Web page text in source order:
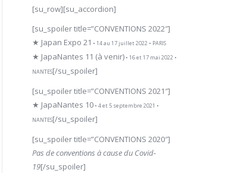
[su_row][su_accordion]
[su_spoiler title=”CONVENTIONS 2022″]
★ Japan Expo 21 • 14 au 17 juillet 2022 • PARIS
★ JapaNantes 11 (à venir) • 16 et 17 mai 2022 •
NANTES[/su_spoiler]
[su_spoiler title=”CONVENTIONS 2021″]
★ JapaNantes 10 • 4 et 5 septembre 2021 •
NANTES[/su_spoiler]
[su_spoiler title=”CONVENTIONS 2020″]
Pas de conventions à cause du Covid-
19[/su_spoiler]